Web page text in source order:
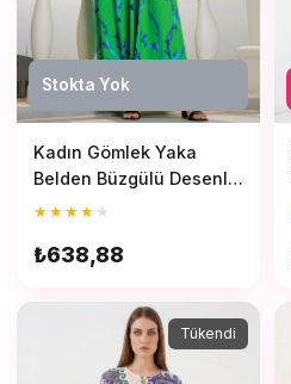
Stokta Yok
Kadın Gömlek Yaka
Belden Büzgülü Desenli
Koyu Yeşil Tesettür
★★★★ ★
₺638,88
Tükendi